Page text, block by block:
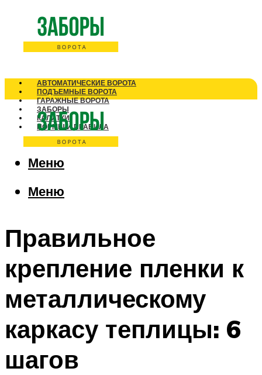
АВТОМАТИЧЕСКИЕ ВОРОТА
ПОДЪЕМНЫЕ ВОРОТА
ГАРАЖНЫЕ ВОРОТА
ЗАБОРЫ
КАЛИТКИ
НОРМЫ И ПРАВИЛА
Меню
Меню
Правильное
крепление пленки к
металлическому
каркасу теплицы: 6
шагов